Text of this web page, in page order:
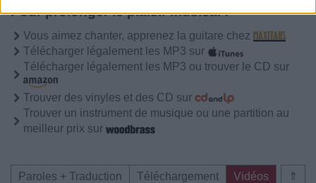
Pour prolonger le plaisir musical :
Vous aimez chanter, apprenez la guitare chez
Télécharger légalement les MP3 sur
Télécharger légalement les MP3 ou trouver le CD sur
Trouver des vinyles et des CD sur
Trouver un instrument de musique ou une partition au
meilleur prix sur
⇑
Paroles + Traduction Téléchargement
Vidéos